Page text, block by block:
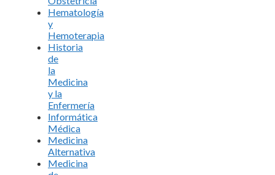
Hematología
y
Hemoterapia
Historia
de
la
Medicina
y la
Enfermería
Informática
Médica
Medicina
Alternativa
Medicina